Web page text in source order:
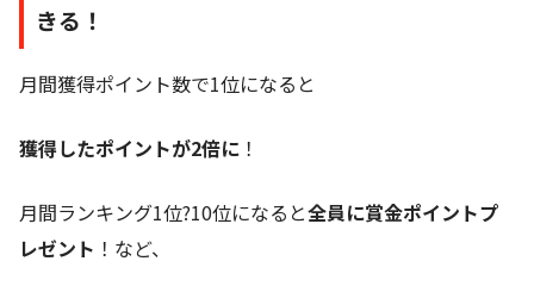
きる！
月間獲得ポイント数で1位になると
獲得したポイントが2倍に ！
月間ランキング1位?10位になると全員に賞金ポイントプ
レゼント ！など、